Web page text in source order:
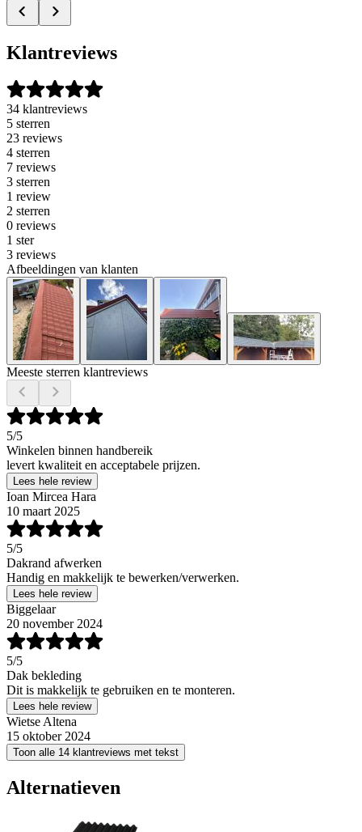
Klantreviews
34 klantreviews
5 sterren
23 reviews
4 sterren
7 reviews
3 sterren
1 review
2 sterren
0 reviews
1 ster
3 reviews
Afbeeldingen van klanten
Meeste sterren klantreviews
5/5
Winkelen binnen handbereik
levert kwaliteit en acceptabele prijzen.
Lees hele review
Ioan Mircea Hara
10 maart 2025
5/5
Dakrand afwerken
Handig en makkelijk te bewerken/verwerken.
Lees hele review
Biggelaar
20 november 2024
5/5
Dak bekleding
Dit is makkelijk te gebruiken en te monteren.
Lees hele review
Wietse Altena
15 oktober 2024
Toon alle 14 klantreviews met tekst
Alternatieven